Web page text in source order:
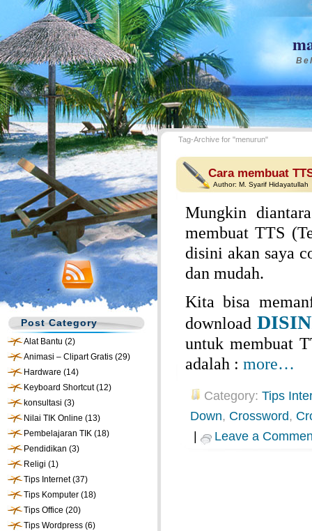
Post Category
Alat Bantu (2)
Animasi – Clipart Gratis (29)
Hardware (14)
Keyboard Shortcut(12)
konsultasi (3)
Nilai TIK Online (13)
Pembelajaran TIK (18)
Pendidikan (3)
Religi (1)
Tips Internet(37)
Tips Komputer (18)
Tips Office (20)
Tips Wordpress (6)
Tag-Archive for "menurun"
Cara membuat
Author: M. Syarif Hidayatullah
Mungkin
membuat TTS
disini akan saya
dan mudah.
Kita bisa
download
untuk membuat
adalah : more…
Category: Tips
Down, Crossword,
Leave a